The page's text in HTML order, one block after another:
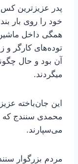
پدر عزیزترین کس
خود را روی بار
همگی داخل
توده‌های کارگر
آن بود و حال
میگردند.
این جان‌باخته
محمدی سنندج که
می‌سپارند.
مردم بزرگوار